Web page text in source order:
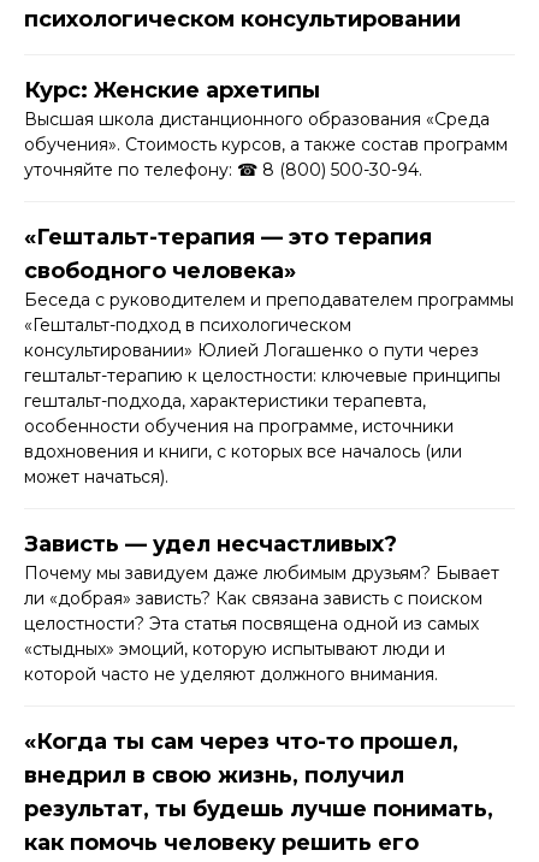
психологическом консультировании
Курс: Женские архетипы
Высшая школа дистанционного образования «Среда
обучения». Стоимость курсов, а также состав программ
уточняйте по телефону: ☎ 8 (800) 500-30-94.
«Гештальт-терапия — это терапия
свободного человека»
Беседа с руководителем и преподавателем программы
«Гештальт-подход в психологическом
консультировании» Юлией Логашенко о пути через
гештальт-терапию к целостности: ключевые принципы
гештальт-подхода, характеристики терапевта,
особенности обучения на программе, источники
вдохновения и книги, с которых все началось (или
может начаться).
Зависть — удел несчастливых?
Почему мы завидуем даже любимым друзьям? Бывает
ли «добрая» зависть? Как связана зависть с поиском
целостности? Эта статья посвящена одной из самых
«стыдных» эмоций, которую испытывают люди и
которой часто не уделяют должного внимания.
«Когда ты сам через что-то прошел,
внедрил в свою жизнь, получил
результат, ты будешь лучше понимать,
как помочь человеку решить его